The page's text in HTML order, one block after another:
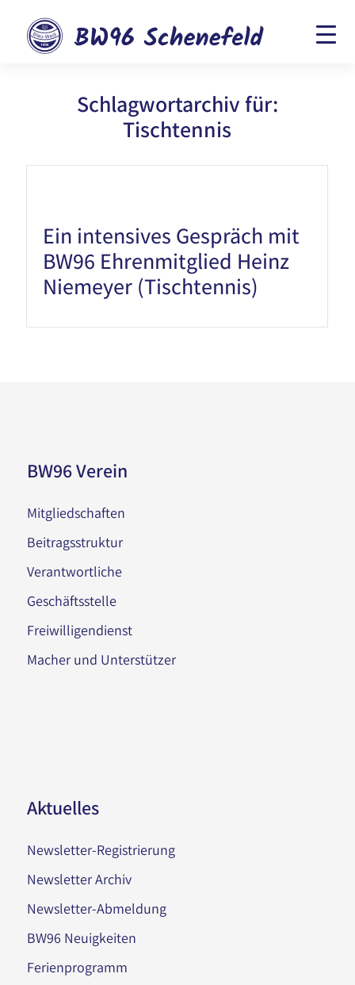
Schlagwortarchiv für:
Tischtennis
Ein intensives Gespräch mit
BW96 Ehrenmitglied Heinz
Niemeyer (Tischtennis)
BW96 Verein
Mitgliedschaften
Beitragsstruktur
Verantwortliche
Geschäftsstelle
Freiwilligendienst
Macher und Unterstützer
Aktuelles
Newsletter-Registrierung
Newsletter Archiv
Newsletter-Abmeldung
BW96 Neuigkeiten
Ferienprogramm